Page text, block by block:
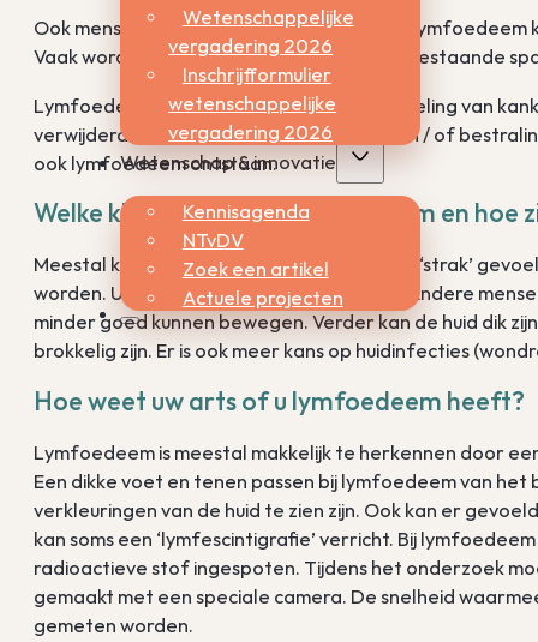
Wetenschappelijke
vergadering 2026
Inschrijfformulier
wetenschappelijke
vergadering 2026
Wetenschap & innovatie
Kennisagenda
NTvDV
Zoek een artikel
Actuele projecten
Ook mensen met veel overgewicht kunnen
Vaak wordt ook oedeem gezien bij langer bestaande
Lymfoedeem kan ook ontstaan na behandeling van
verwijderd of beschadigd door operatie en / of
ook lymfoedeem ontstaan.
Welke klachten geeft lymfoedeem en hoe
Meestal krijgt u eerst een zwaar en moe of ‘strak’
worden. U kunt ook pijn of prikkels voelen. Andere
minder goed kunnen bewegen. Verder kan de huid dik
brokkelig zijn. Er is ook meer kans op huidinfecties
Hoe weet uw arts of u lymfoedeem heeft?
Lymfoedeem is meestal makkelijk te herkennen door
Een dikke voet en tenen passen bij lymfoedeem van
verkleuringen van de huid te zien zijn. Ook kan er
kan soms een ‘lymfescintigrafie’ verricht. Bij
radioactieve stof ingespoten. Tijdens het onderzoek
gemaakt met een speciale camera. De snelheid
gemeten worden.